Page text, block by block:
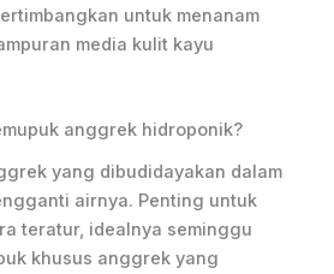
untuk menanam
media kulit kayu
anggrek hidroponik?
yang dibudidayakan dalam
airnya. Penting untuk
teratur, idealnya seminggu
khusus anggrek yang